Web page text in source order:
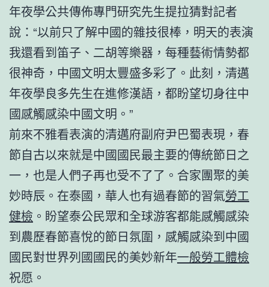
年夜學公共傳佈專門研究先生提拉猜對記者
說：“以前只了解中國的雜技很棒，明天的表演
我還看到笛子、二胡等樂器，每種藝術情勢都
很神奇，中國文明太豐盛多彩了。此刻，清邁
年夜學良多先生在進修漢語，都盼望切身往中
國感觸感染中國文明。”
前來不雅看表演的清邁府副府尹巴蜀表現，春
節自古以來就是中國國民最主要的傳統節日之
一，也是人們子再也受不了了。合家團聚的美
妙時辰。在泰國，華人也有過春節的習氣勞工
健檢 。盼望泰公民眾和全球游客都能感觸感染
到農歷春節喜悅的節日氛圍，感觸感染到中國
國民對世界列國國民的美妙新年一般勞工體檢
祝愿。